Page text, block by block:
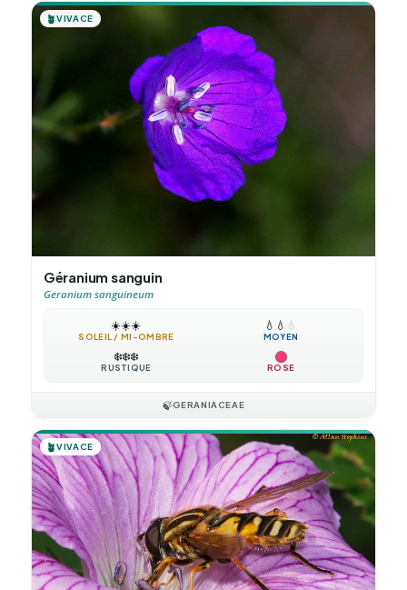
🪴VIVACE
Géranium sanguin
Geranium sanguineum
☀️☀️☀️
SOLEIL / MI-OMBRE
💧 💧 💧
MOYEN
❄️❄️❄️
RUSTIQUE ROSE
🍃GERANIACEAE
🪴VIVACE